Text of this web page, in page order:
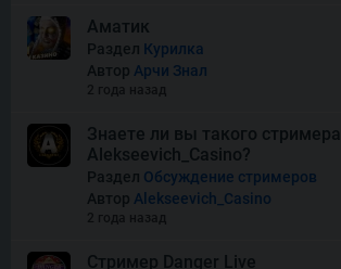
Thor of Asgard
Wishes
Аматик
Раздел Курилка
Автор Арчи Знал
2 года назад
Знаете ли вы такого стримера
Alekseevich_Casino?
Раздел Обсуждение стримеров
Автор Alekseevich_Casino
2 года назад
Стример Danger Live